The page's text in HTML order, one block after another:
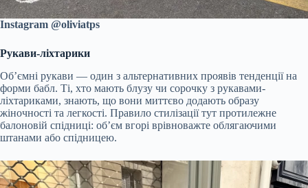
Instagram @oliviatps
Рукави-ліхтарики
Об’ємні рукави — один з альтернативних проявів тенденції на
форми бабл. Ті, хто мають блузу чи сорочку з рукавами-
ліхтариками, знають, що вони миттєво додають образу
жіночності та легкості. Правило стилізації тут протилежне
балоновій спідниці: об’єм вгорі врівноважте облягаючими
штанами або спідницею.